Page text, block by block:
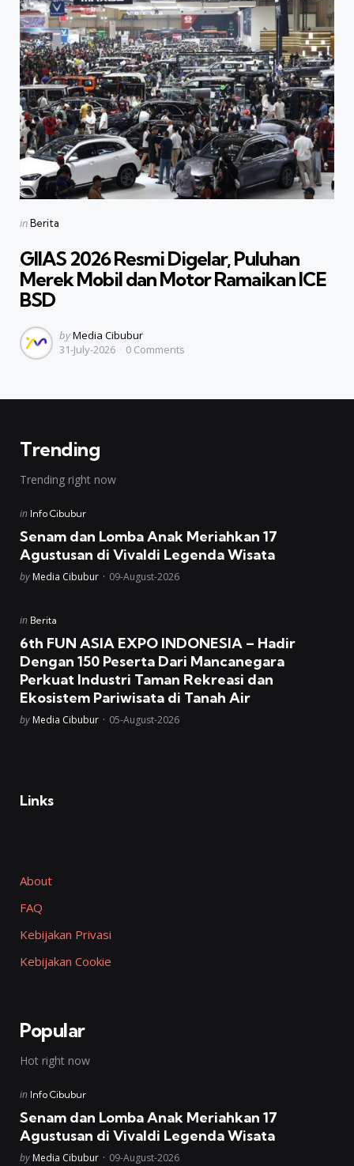
Categories
Posted
inBerita
GIIAS 2026 Resmi Digelar, Puluhan
Merek Mobil dan Motor Ramaikan ICE
BSD
Posted
by
byMedia Cibubur
31-July-2026
0 Comments
Trending
Trending right now
Posted
in Info Cibubur
Senam dan Lomba Anak Meriahkan 17
Agustusan di Vivaldi Legenda Wisata
Posted
by Media Cibubur 09-August-2026
Posted
in Berita
6th FUN ASIA EXPO INDONESIA – Hadir
Dengan 150 Peserta Dari Mancanegara
Perkuat Industri Taman Rekreasi dan
Ekosistem Pariwisata di Tanah Air
Posted
by Media Cibubur 05-August-2026
Links
About
FAQ
Kebijakan Privasi
Kebijakan Cookie
Popular
Hot right now
Posted
in Info Cibubur
Senam dan Lomba Anak Meriahkan 17
Agustusan di Vivaldi Legenda Wisata
Posted
by Media Cibubur 09-August-2026